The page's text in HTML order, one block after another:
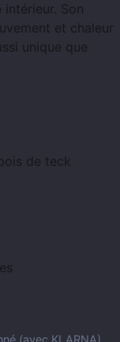
Son
et chaleur
unique que
de teck
(avec KLARNA)